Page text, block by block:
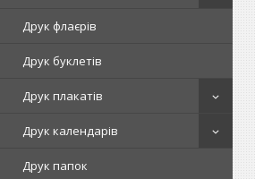
Друк флаєрів
Друк буклетів
Друк плакатів
Друк календарів
Друк папок